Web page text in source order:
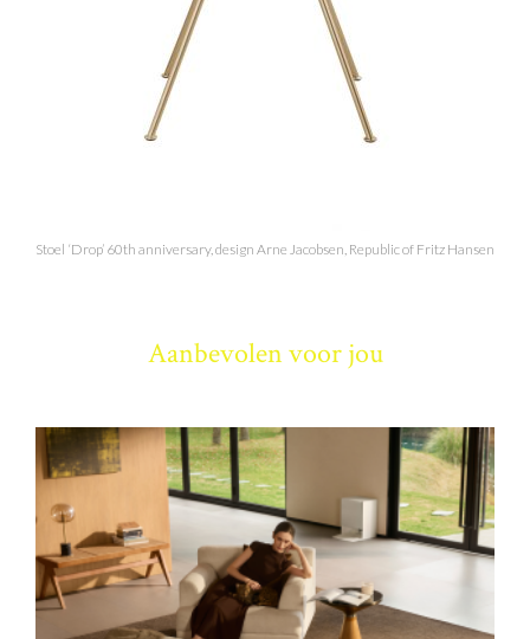
Stoel ‘Drop’ 60th anniversary, design Arne Jacobsen, Republic of Fritz Hansen
Aanbevolen voor jou